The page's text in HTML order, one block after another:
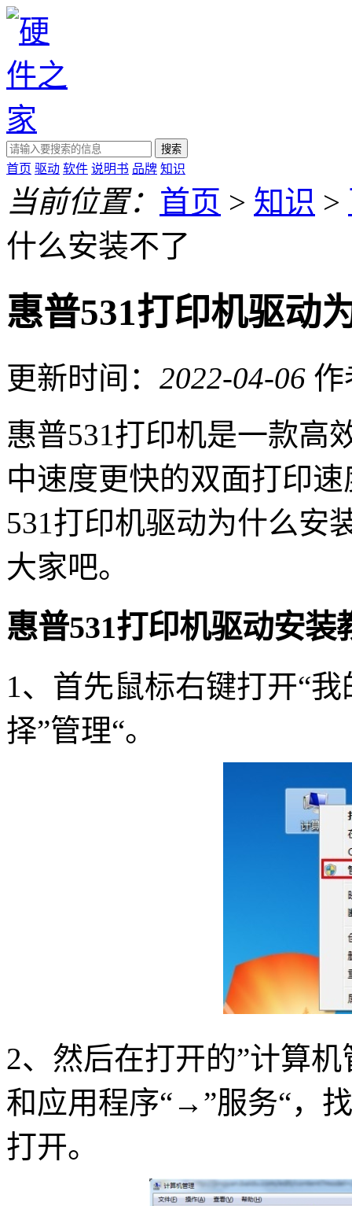
搜索
首页 驱动 软件 说明书 品牌 知识
当前位置： 首页 > 知识 >
什么安装不了
惠普531打印机驱动
更新时间： 2022-04-06 作
惠普531打印机是一款高
中速度更快的双面打印
531打印机驱动为什么安
大家吧。
惠普531打印机驱动安装
1、首先鼠标右键打开“
择”管理“。
2、然后在打开的”计算
和应用程序“→”服务“，
打开。